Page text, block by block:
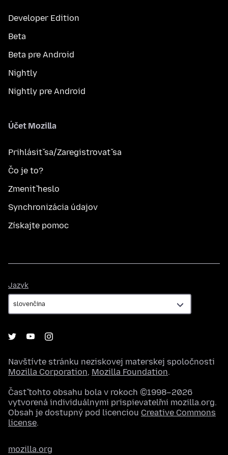
Developer Edition
Beta
Beta pre Android
Nightly
Nightly pre Android
Účet Mozilla
Prihlásiť sa/Zaregistrovať sa
Čo je to?
Zmeniť heslo
Synchronizácia údajov
Získajte pomoc
Jazyk
Navštívte stránku neziskovej materskej spoločnosti
Mozilla Corporation, Mozilla Foundation.
Časť tohto obsahu bola v rokoch ©1998–2026
vytvorená individuálnymi prispievateľmi mozilla.org.
Obsah je dostupný pod licenciou Creative Commons
license.
mozilla.org